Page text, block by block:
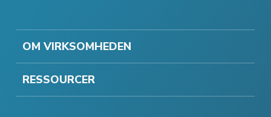
OM VIRKSOMHEDEN
RESSOURCER